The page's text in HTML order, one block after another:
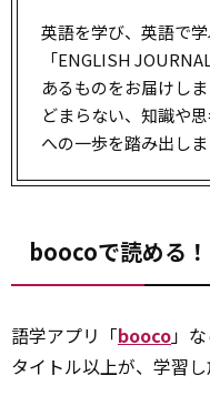
英語を学び、英語で
「ENGLISH
あるものをお届けし
どまらない、知識や
への一歩を踏み出しま
boocoで読める
語学アプリ「booco」
タイトル以上が、学習し